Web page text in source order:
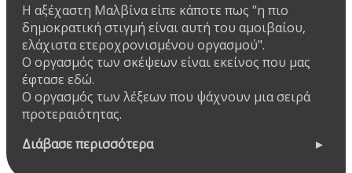
Η αξέχαστη Μαλβίνα είπε κάποτε πως "η πιο
δημοκρατική στιγμή είναι αυτή του αμοιβαίου,
ελάχιστα ετεροχρονισμένου οργασμού".
Ο οργασμός των σκέψεων είναι εκείνος που μας
έφτασε εδώ.
Ο οργασμός των λέξεων που ψάχνουν μια σειρά
προτεραιότητας.
Διάβασε περισσότερα